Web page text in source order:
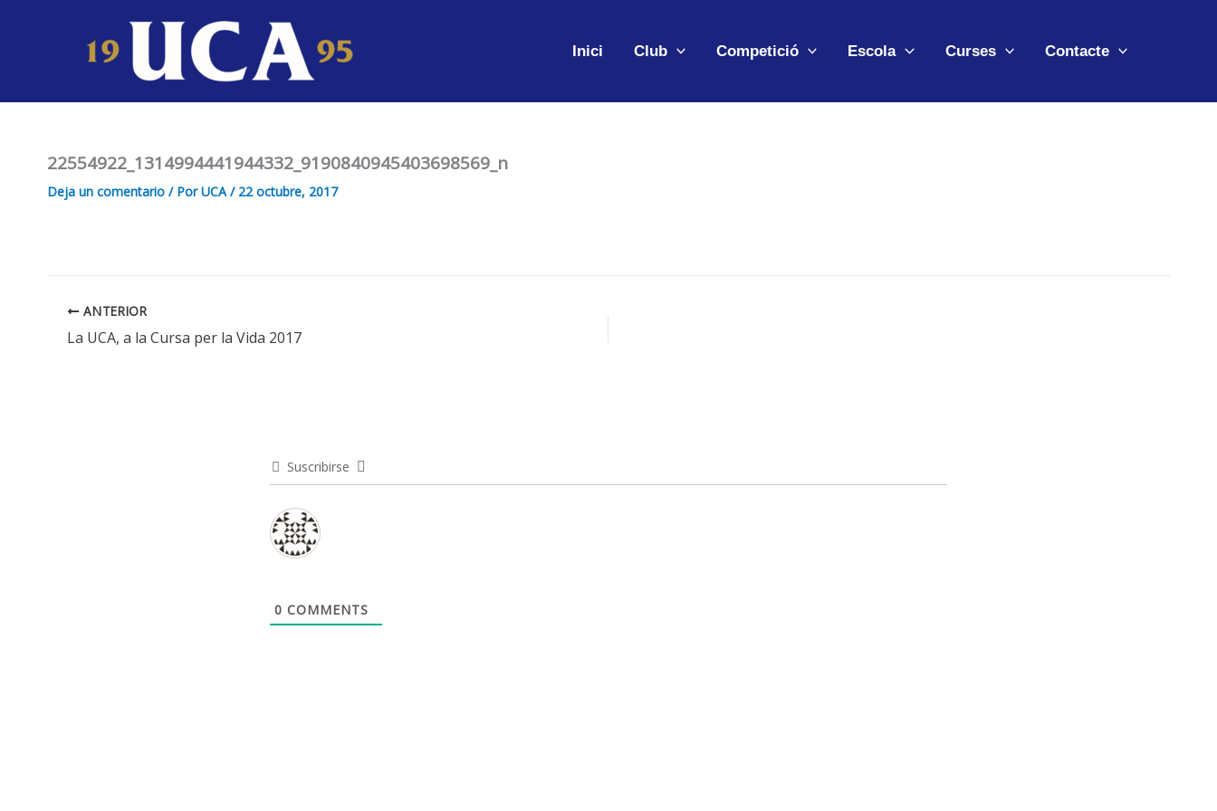
Inici Club Competició Escola Curses Contacte
22554922_1314994441944332_9190840945403698569_n
Deja un comentario / PorUCA/ 22 octubre, 2017
ANTERIOR
La UCA, a la Cursa per la Vida 2017
Suscribirse
0 COMMENTS